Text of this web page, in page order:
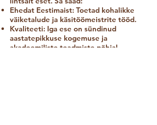
​Ehedat Eestimaist: Toetad kohalikke
väiketalude ja käsitöömeistrite tööd.
​Kvaliteeti: Iga ese on sündinud
aastatepikkuse kogemuse ja
akadeemiliste teadmiste põhjal.